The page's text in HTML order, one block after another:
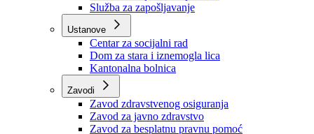
Službe
Služba za odnose s javnošću
Služba za zajedničke poslove
Služba za zapošljavanje
Ustanove
Centar za socijalni rad
Dom za stara i iznemogla lica
Kantonalna bolnica
Zavodi